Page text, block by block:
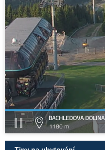
BACHLEDOVA DOLINA
1180 m